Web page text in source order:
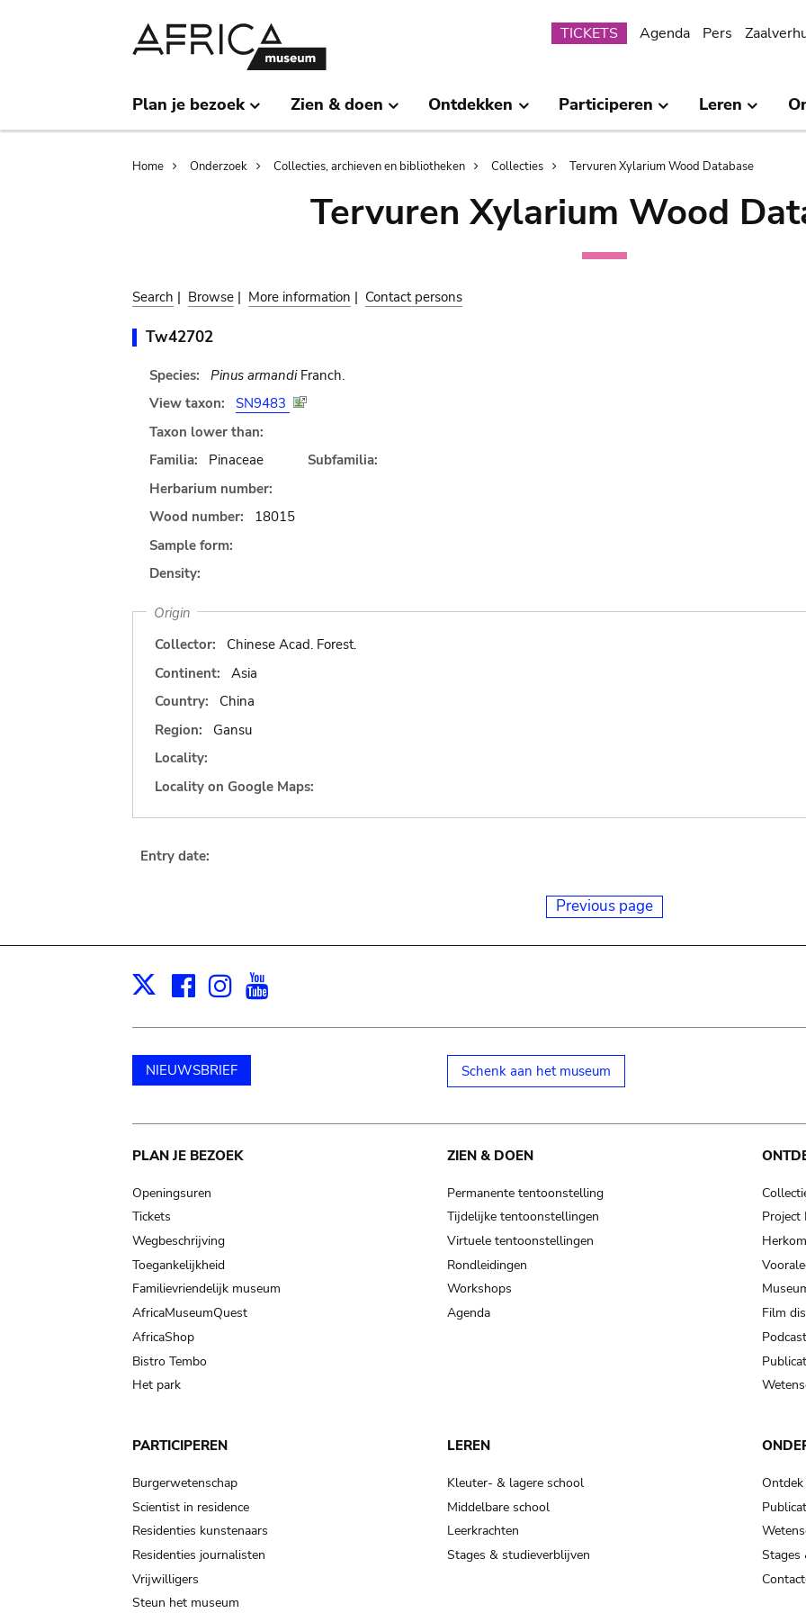
Submenu
TICKETS Agenda Pers
Plan je bezoek Zien & doen Ontdekken Participeren Leren
Breadcrumb
Home Onderzoek Collecties, archieven en bibliotheken Collecties Tervuren Xylarium Wood Database
Tervuren Xylarium Wood
Search | Browse | More information | Contact persons
Tw42702
Species: Pinus armandiFranch.
View taxon:
SN9483
Taxon lower than:
Familia:
Pinaceae
Subfamilia:
Herbarium number:
Wood number:
18015
Sample form:
Density:
Origin
Collector:
Chinese Acad. Forest.
Continent:
Asia
Country:
China
Region:
Gansu
Locality:
Locality on Google Maps:
Entry date:
Previous page
X Facebook
Instagram
NIEUWSBRIEF Schenk aan het museum
Main
navigation
PLAN JE BEZOEK
Openingsuren
Tickets
Wegbeschrijving
Toegankelijkheid
Familievriendelijk museum
AfricaMuseumQuest
AfricaShop
Bistro Tembo
Het park
ZIEN & DOEN
Permanente tentoonstelling
Tijdelijke tentoonstellingen
Virtuele tentoonstellingen
Rondleidingen
Workshops
Agenda
Project
Film
PARTICIPEREN
Burgerwetenschap
Scientist in residence
Residenties kunstenaars
Residenties journalisten
Vrijwilligers
Steun het museum
LEREN
Kleuter- & lagere school
Middelbare school
Leerkrachten
Stages & studieverblijven
Stages